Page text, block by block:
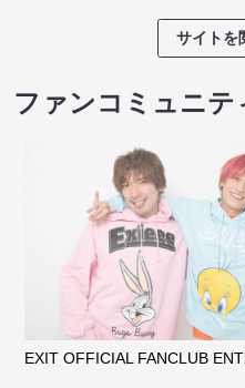
サイトを
クラウドファンデ
サイトを